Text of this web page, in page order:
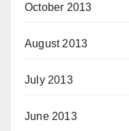
October 2013
August 2013
July 2013
June 2013